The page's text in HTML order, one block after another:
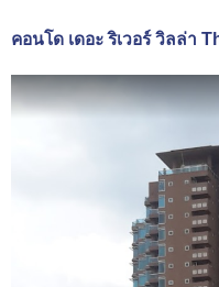
คอนโด เดอะ ริเวอร์ วิลล่า